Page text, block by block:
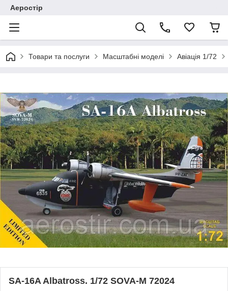
Аеростір
Товари та послуги Масштабні моделі Авіація 1/72
SA-16A Albatross. 1/72 SOVA-M 72024